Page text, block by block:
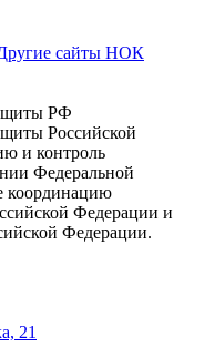
сайты НОК
РФ
Российской
и контроль
Федеральной
координацию
Федерации и
Федерации.
21